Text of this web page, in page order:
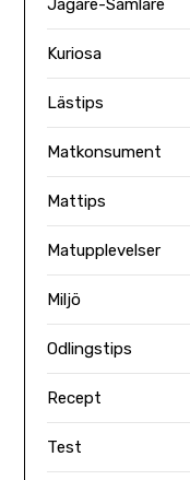
Jägare-Samlare
Kuriosa
Lästips
Matkonsument
Mattips
Matupplevelser
Miljö
Odlingstips
Recept
Test